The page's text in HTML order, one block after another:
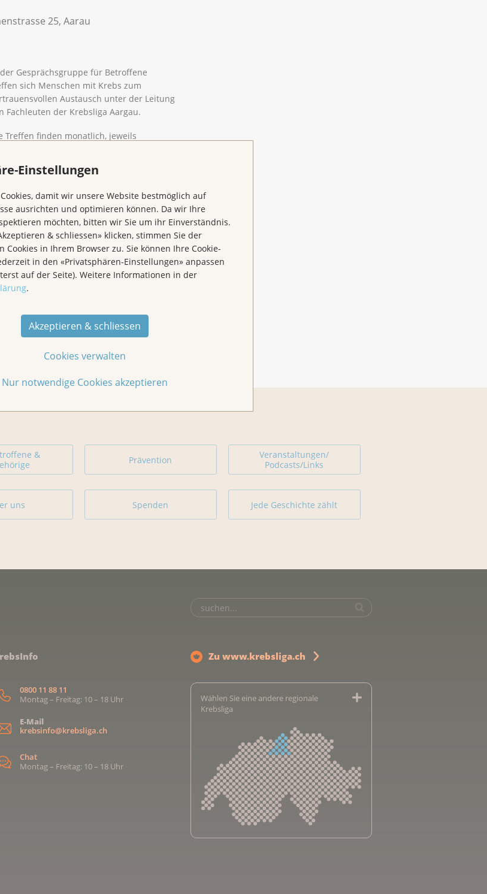
Einstellungen
damit wir unsere Website bestmöglich auf
ausrichten und optimieren können. Da wir Ihre
möchten, bitten wir Sie um ihr Einverständnis.
& schliessen» klicken, stimmen Sie der
Cookies in Ihrem Browser zu. Sie können Ihre Cookie-
in den «Privatsphären-Einstellungen» anpassen
auf der Seite). Weitere Informationen in der
.
Akzeptieren & schliessen
Cookies verwalten
Nur notwendige Cookies akzeptieren
25, Aarau
Gesprächsgruppe für Betroffene
sich Menschen mit Krebs zum
Austausch unter der Leitung
Fachleuten der Krebsliga Aargau.
Treffen finden monatlich, jeweils
25, 5000 Aarau
2025
11.11., 9.12.
und Betroffenengruppe
75 75, admin@krebsliga-aargau.ch,
Angemeldete Personen werden
&
Prävention
Veranstaltungen/
Podcasts/Links
uns Spenden Jede Geschichte zählt
0800 11 88 11
Montag – Freitag: 10 – 18 Uhr
E-Mail
krebsinfo@krebsliga.ch
Chat
Montag – Freitag: 10 – 18 Uhr
Zu www.krebsliga.ch
Wählen Sie eine andere regionale
Krebsliga